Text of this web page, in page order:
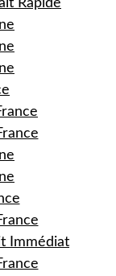
Rapide
Immédiat